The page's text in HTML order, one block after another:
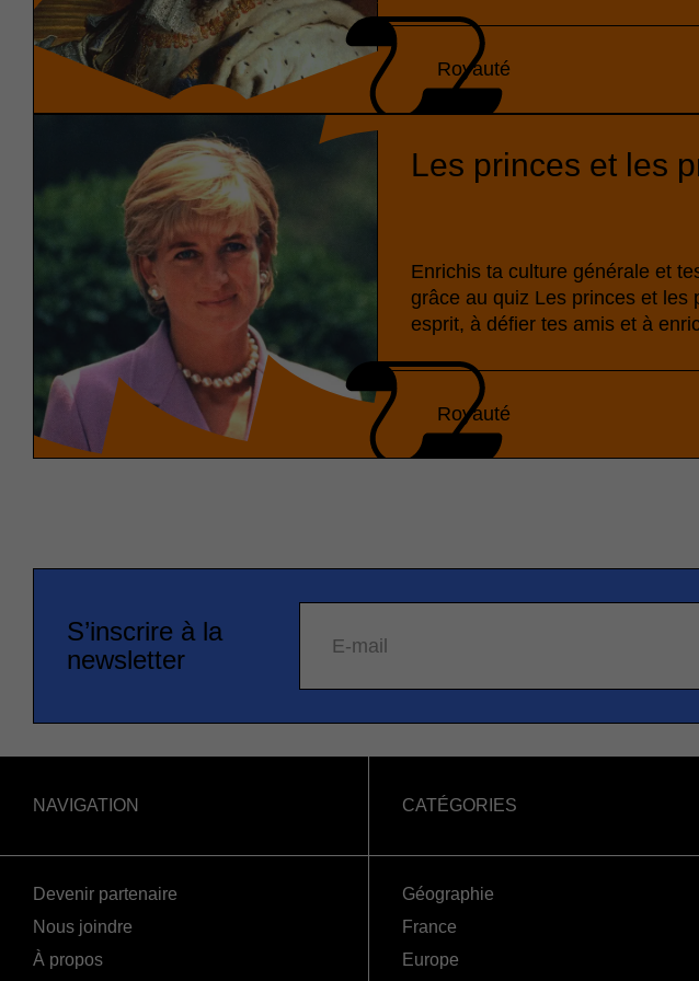
Royauté
Les princes et les
Enrichis ta culture générale et
grâce au quiz Les princes et les
esprit, à défier tes amis et à
Royauté
S’inscrire à la
newsletter
E-mail
NAVIGATION
Devenir partenaire
Nous joindre
À propos
CATÉGORIES
Géographie
France
Europe